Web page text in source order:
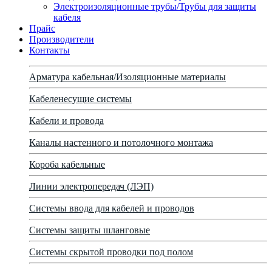
Электроизоляционные трубы/Трубы для защиты
кабеля
Прайс
Производители
Контакты
Арматура кабельная/Изоляционные материалы
Кабеленесущие системы
Кабели и провода
Каналы настенного и потолочного монтажа
Короба кабельные
Линии электропередач (ЛЭП)
Системы ввода для кабелей и проводов
Системы защиты шланговые
Системы скрытой проводки под полом